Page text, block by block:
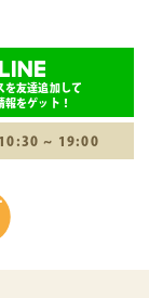
を友達追加して
報をゲット！
~ 19:00